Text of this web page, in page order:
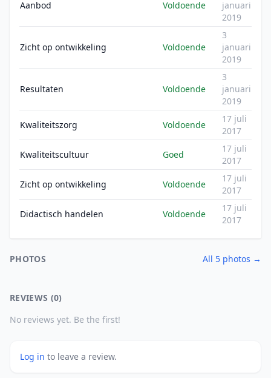
Aanbod Voldoende
januari
2019
Zicht op ontwikkeling Voldoende
3
januari
2019
Resultaten Voldoende
3
januari
2019
Kwaliteitszorg Voldoende
17 juli
2017
Kwaliteitscultuur Goed
17 juli
2017
Zicht op ontwikkeling Voldoende
17 juli
2017
Didactisch handelen Voldoende
17 juli
2017
PHOTOS All 5 photos →
REVIEWS (0)
No reviews yet. Be the first!
Log in to leave a review.